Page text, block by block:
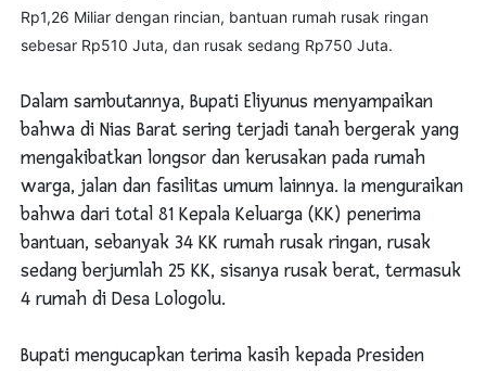
Rp1,26 Miliar dengan rincian, bantuan rumah rusak ringan
sebesar Rp510 Juta, dan rusak sedang Rp750 Juta.
Dalam sambutannya, Bupati Eliyunus menyampaikan
bahwa di Nias Barat sering terjadi tanah bergerak yang
mengakibatkan longsor dan kerusakan pada rumah
warga, jalan dan fasilitas umum lainnya. Ia menguraikan
bahwa dari total 81 Kepala Keluarga (KK) penerima
bantuan, sebanyak 34 KK rumah rusak ringan, rusak
sedang berjumlah 25 KK, sisanya rusak berat, termasuk
4 rumah di Desa Lologolu.
Bupati mengucapkan terima kasih kepada Presiden